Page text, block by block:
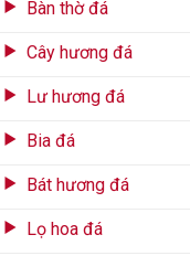
Bàn thờ đá
Cây hương đá
Lư hương đá
Bia đá
Bát hương đá
Lọ hoa đá